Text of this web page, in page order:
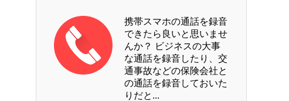
携帯スマホの通話を録音
できたら良いと思いませ
んか？ ビジネスの大事
な通話を録音したり、交
通事故などの保険会社と
の通話を録音しておいた
りだと...